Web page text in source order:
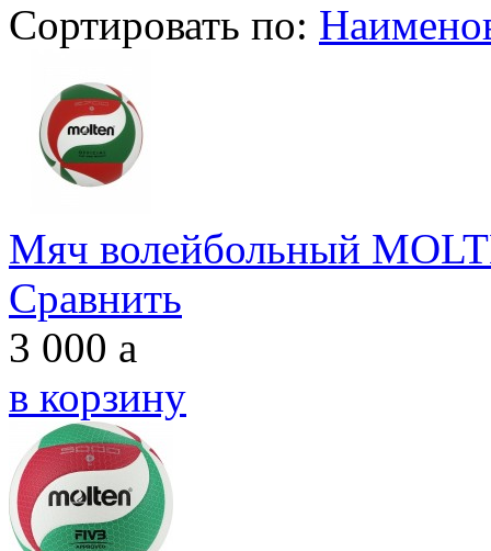
Сортировать по:
Мяч волейбольный
Сравнить
3 000 a
в корзину